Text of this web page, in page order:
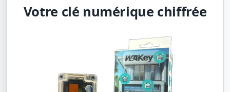
Votre clé numérique chiffrée